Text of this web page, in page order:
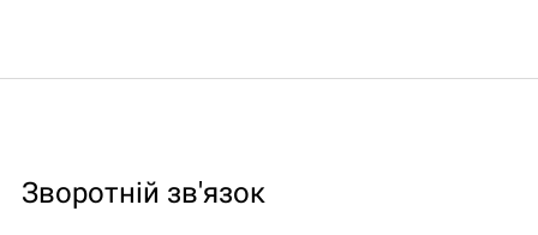
Зворотній зв'язок